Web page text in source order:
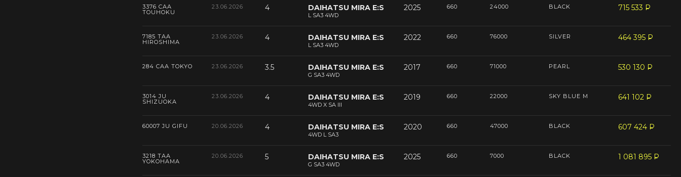
3376 CAA
TOUHOKU
23.06.2026 4 DAIHATSU MIRA E:S
L SA3 4WD
2025 660 24000 BLACK 715 533 P
--
7185 TAA
HIROSHIMA
23.06.2026 4 DAIHATSU MIRA E:S
L SA3 4WD
2022 660 76000 SILVER 464 395 P
--
284 CAA TOKYO 23.06.2026 3.5 DAIHATSU MIRA E:S
G SA3 4WD
2017 660 71000 PEARL 530 130 P
--
3014 JU
SHIZUOKA
23.06.2026 4 DAIHATSU MIRA E:S
4WD X SA III
2019 660 22000 SKY BLUE M 641 102 P
--
60007 JU GIFU 20.06.2026 4 DAIHATSU MIRA E:S
4WD L SA3
2020 660 47000 BLACK 607 424 P
--
3218 TAA
YOKOHAMA
20.06.2026 5 DAIHATSU MIRA E:S
G SA3 4WD
2025 660 7000 BLACK 1 081 895 P
--